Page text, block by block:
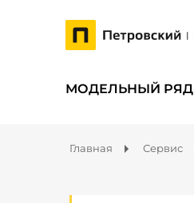
МОДЕЛЬНЫЙ РЯД
Главная Сервис